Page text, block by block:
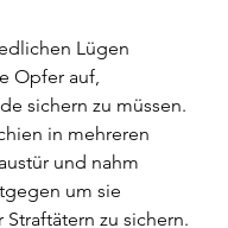
Lügen
Opfer auf,
sichern zu müssen.
in mehreren
und nahm
um sie
zu sichern.